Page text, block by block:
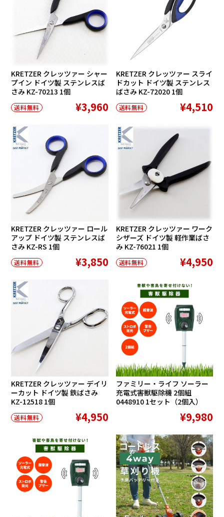
KRETZER クレッツァー シャー
プイン ドイツ製 ステンレスば
さみ KZ-70213 1個
送料無料 ¥3,960
KRETZER クレッツァー スライ
ドカット ドイツ製 ステンレス
ばさみ KZ-72020 1個
送料無料 ¥4,510
KRETZER クレッツァー ロール
アップ ドイツ製 ステンレスば
さみ KZ-RS 1個
送料無料 ¥3,850
KRETZER クレッツァー ワーク
シザーズ ドイツ製 軽作業ばさ
み KZ-76021 1個
送料無料 ¥4,950
KRETZER クレッツァー デイリ
ーカット ドイツ製 鉄ばさみ
KZ-12518 1個
送料無料 ¥4,950
ファミリー・ライフ ソーラー
充電式害獣駆除機 2個組
0448910 1セット（2個入）
¥9,980
在庫切れ